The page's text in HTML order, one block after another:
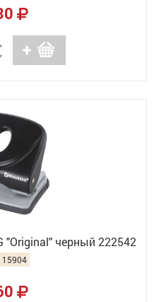
"Original" черный 222542
15904